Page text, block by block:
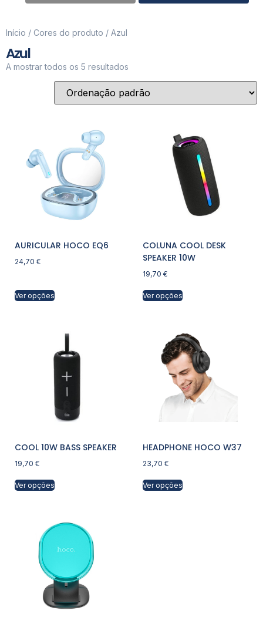
Início / Cores do produto / Azul
Azul
A mostrar todos os 5 resultados
AURICULAR HOCO EQ6
24,70 €
Ver opções
COLUNA COOL DESK
SPEAKER 10W
19,70 €
Ver opções
COOL 10W BASS SPEAKER
19,70 €
Ver opções
HEADPHONE HOCO W37
23,70 €
Ver opções